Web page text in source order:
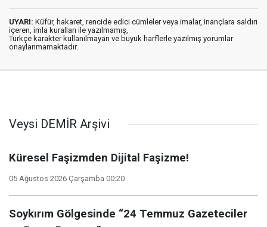
UYARI: Küfür, hakaret, rencide edici cümleler veya imalar, inançlara saldırı
içeren, imla kuralları ile yazılmamış,
Türkçe karakter kullanılmayan ve büyük harflerle yazılmış yorumlar
onaylanmamaktadır.
Veysi DEMİR Arşivi
Küresel Faşizmden Dijital Faşizme!
05 Ağustos 2026 Çarşamba 00:20
Soykırım Gölgesinde “24 Temmuz Gazeteciler